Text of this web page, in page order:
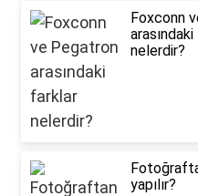
Foxconn
nelerdir?
yapılır?